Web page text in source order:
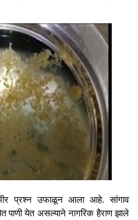
गंभीर प्रश्न उफाळून आला आहे. सांगाव
पाणी येत असल्याने नागरिक हैराण झाले